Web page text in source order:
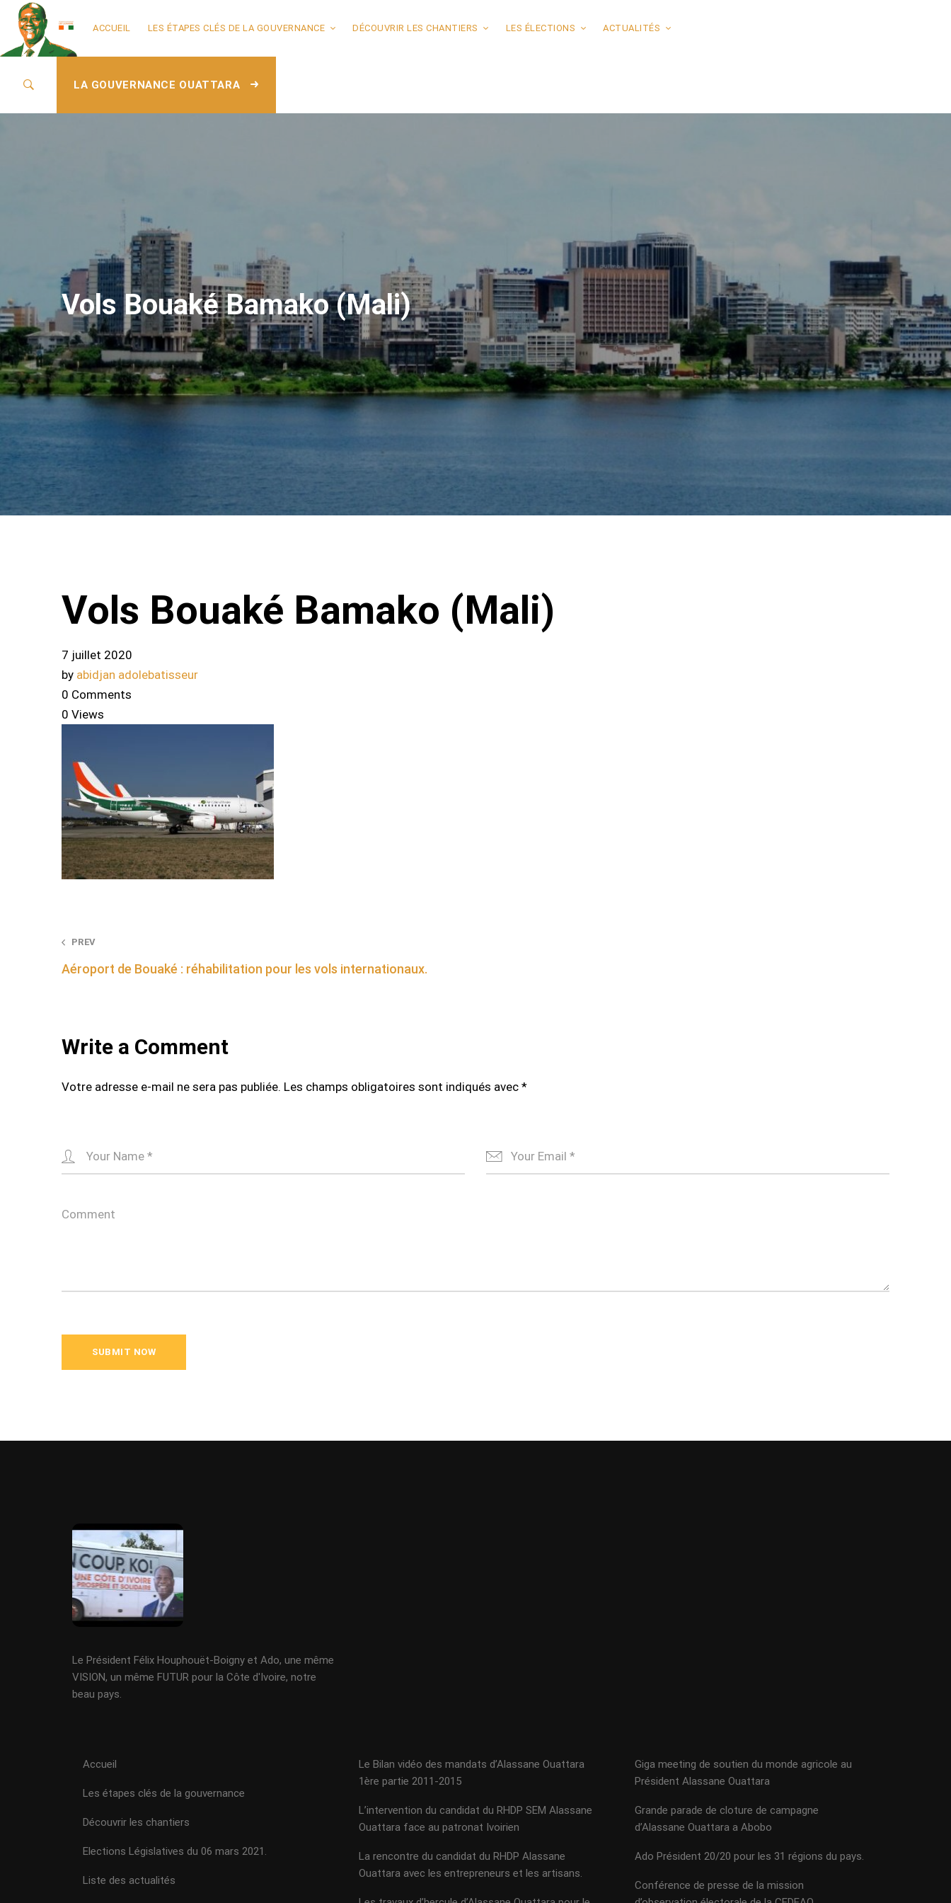
ACCUEIL LES ÉTAPES CLÉS DE LA GOUVERNANCE DÉCOUVRIR LES CHANTIERS LES ÉLECTIONS ACTUALITÉS
LA GOUVERNANCE OUATTARA
Vols Bouaké Bamako (Mali)
Vols Bouaké Bamako (Mali)
7 juillet 2020
by abidjan adolebatisseur
0 Comments
0 Views
Post
navigation
PREV
Aéroport de Bouaké : réhabilitation pour les vols internationaux.
Write a Comment
Votre adresse e-mail ne sera pas publiée. Les champs obligatoires sont indiqués avec *
Le Président Félix Houphouët-Boigny et Ado, une même
VISION, un même FUTUR pour la Côte d'Ivoire, notre
beau pays.
Accueil
Les étapes clés de la gouvernance
Découvrir les chantiers
Elections Législatives du 06 mars 2021.
Liste des actualités
Le Bilan vidéo des mandats d’Alassane Ouattara
1ère partie 2011-2015
L’intervention du candidat du RHDP SEM Alassane
Ouattara face au patronat Ivoirien
La rencontre du candidat du RHDP Alassane
Ouattara avec les entrepreneurs et les artisans.
Giga meeting de soutien du monde agricole au
Président Alassane Ouattara
Grande parade de cloture de campagne
d’Alassane Ouattara a Abobo
Ado Président 20/20 pour les 31 régions du pays.
Conférence de presse de la mission